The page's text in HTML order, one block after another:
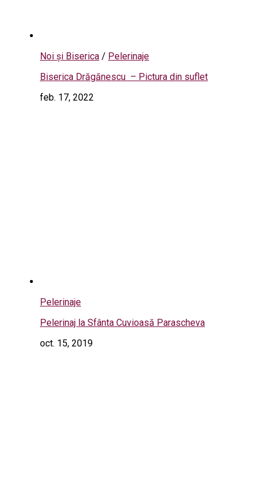
Noi și Biserica / Pelerinaje
Biserica Drăgănescu – Pictura din suflet
feb. 17, 2022
Pelerinaje
Pelerinaj la Sfânta Cuvioasă Parascheva
oct. 15, 2019